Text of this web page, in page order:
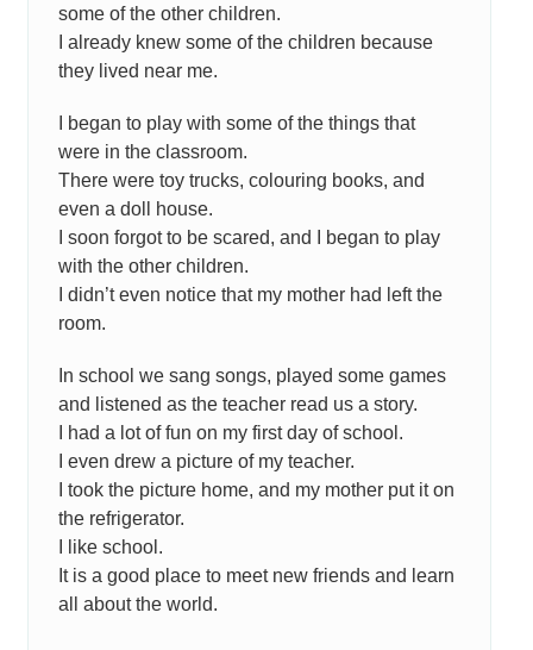
some of the other children.
I already knew some of the children because
they lived near me.
I began to play with some of the things that
were in the classroom.
There were toy trucks, colouring books, and
even a doll house.
I soon forgot to be scared, and I began to play
with the other children.
I didn’t even notice that my mother had left the
room.
In school we sang songs, played some games
and listened as the teacher read us a story.
I had a lot of fun on my first day of school.
I even drew a picture of my teacher.
I took the picture home, and my mother put it on
the refrigerator.
I like school.
It is a good place to meet new friends and learn
all about the world.